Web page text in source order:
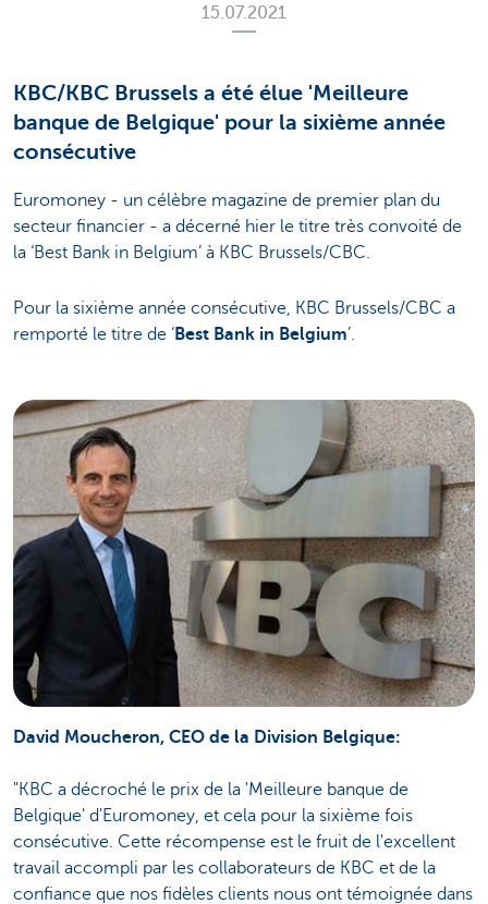
15.07.2021
KBC/KBC Brussels a été élue 'Meilleure
banque de Belgique' pour la sixième année
consécutive
Euromoney - un célèbre magazine de premier plan du
secteur financier - a décerné hier le titre très convoité de
la ‘Best Bank in Belgium’ à KBC Brussels/CBC.
Pour la sixième année consécutive, KBC Brussels/CBC a
remporté le titre de ‘Best Bank in Belgium’.
David Moucheron, CEO de la Division Belgique:
"KBC a décroché le prix de la 'Meilleure banque de
Belgique' d'Euromoney, et cela pour la sixième fois
consécutive. Cette récompense est le fruit de l'excellent
travail accompli par les collaborateurs de KBC et de la
confiance que nos fidèles clients nous ont témoignée dans